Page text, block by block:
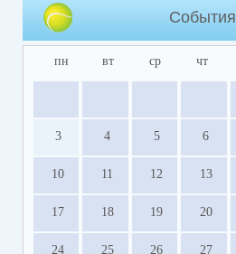
События
пн вт ср чт
3 4 5 6
10 11 12 13
17 18 19 20
24 25 26 27